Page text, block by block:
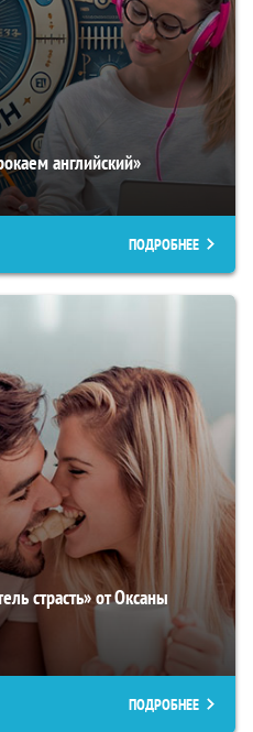
английский»
ПОДРОБНЕЕ
страсть» от Оксаны
ПОДРОБНЕЕ